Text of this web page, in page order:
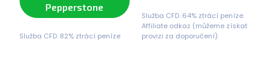
Pepperstone
Služba CFD. 82% ztrácí peníze
Služba CFD. 64% ztrácí peníze.
Affiliate odkaz (můžeme získat
provizi za doporučení).